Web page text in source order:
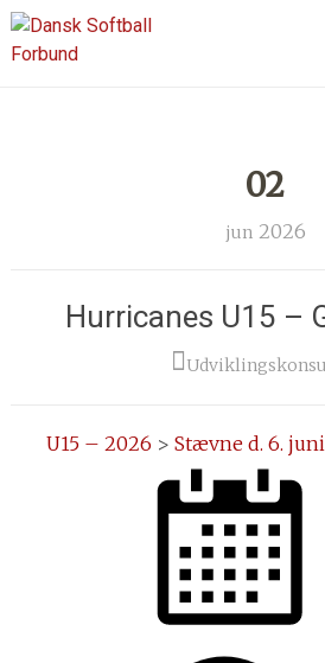
Skip
to
Dansk
02
jun 2026
Hurricanes U15 –
U15 – 2026 > Stævne d. 6. juni